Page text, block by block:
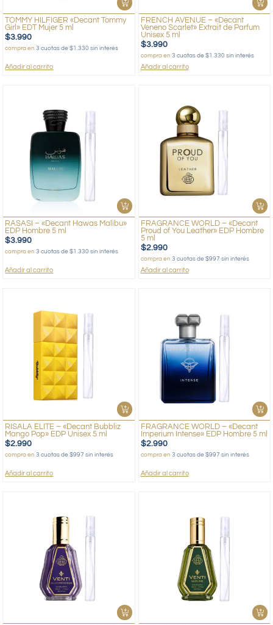
TOMMY HILFIGER «Decant Tommy
Girl» EDT Mujer 5 ml
$3.990
compra en3 cuotas de $1.330 sin interés
Añadir al carrito
FRENCH AVENUE – «Decant
Veneno Scarlet» Extrait de Parfum
Unisex 5 ml
$3.990
compra en 3 cuotas de $1.330 sin interés
Añadir al carrito
RASASI – «Decant Hawas Malibu»
EDP Hombre 5 ml
$3.990
compra en3 cuotas de $1.330 sin interés
Añadir al carrito
FRAGRANCE WORLD – «Decant
Proud of You Leather» EDP Hombre
5 ml
$2.990
compra en 3 cuotas de $997 sin interés
Añadir al carrito
RISALA ELITE – «Decant Bubbliz
Mango Pop» EDP Unisex 5 ml
$2.990
compra en3 cuotas de $997 sin interés
Añadir al carrito
FRAGRANCE WORLD – «Decant
Imperium Intense» EDP Hombre 5 ml
$2.990
compra en 3 cuotas de $997 sin interés
Añadir al carrito